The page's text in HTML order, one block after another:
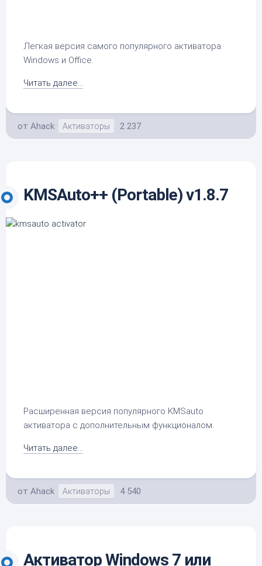
Легкая версия самого популярного активатора
Windows и Office.
Читать далее...
от Ahack Активаторы 2 237
KMSAuto++ (Portable) v1.8.7
Расширенная версия популярного KMSauto
активатора с дополнительным функционалом.
Читать далее...
от Ahack Активаторы 4 540
Активатор Windows 7 или